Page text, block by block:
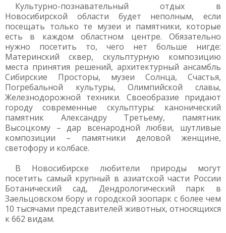
Культурно-познавательный отдых в
Новосибирской области будет неполным, если
посещать только те музеи и памятники, которые
есть в каждом областном центре. Обязательно
нужно посетить то, чего нет больше нигде:
Материнский сквер, скульптурную композицию
места принятия решений, архитектурный ансамбль
Сибирские Просторы, музеи Солнца, Счастья,
Погребальной культуры, Олимпийской славы,
Железнодорожной техники. Своеобразие придают
городу современные скульптуры: канонический
памятник Александру Третьему, памятник
Высоцкому – дар всенародной любви, шутливые
композиции – памятники деловой женщине,
светофору и колбасе.
В Новосибирске любители природы могут
посетить самый крупный в азиатской части России
Ботанический сад, Дендрологический парк в
Заельцовском бору и городской зоопарк с более чем
10 тысячами представителей животных, относящихся
к 662 видам.